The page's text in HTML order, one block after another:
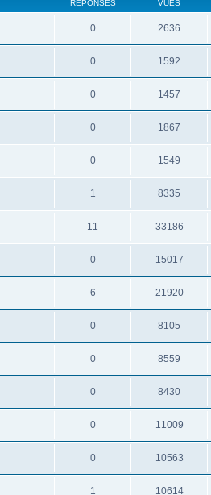
RÉPONSES VUES
0 2636
0 1592
0 1457
0 1867
0 1549
1 8335
11 33186
0 15017
6 21920
0 8105
0 8559
0 8430
0 11009
0 10563
1 10614